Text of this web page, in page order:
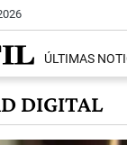
ÚLTIMAS
DIGITAL